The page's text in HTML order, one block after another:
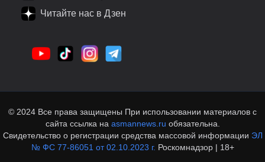
Читайте нас в Дзен
© 2024 Все права защищены При использовании материалов с
сайта ссылка на asmannews.ru обязательна.
Свидетельство о регистрации средства массовой информации ЭЛ
№ ФС 77-86051 от 02.10.2023 г. Роскомнадзор | 18+